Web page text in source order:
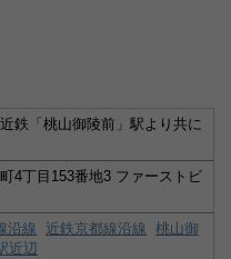
鉄「桃山御陵前」駅より共に
4丁目153番地3 ファーストビ
沿線 近鉄京都線沿線 桃山御
近辺